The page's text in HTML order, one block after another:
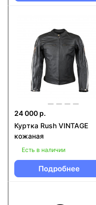
24 000 р.
Куртка Rush VINTAGE
кожаная
Есть в наличии
Подробнее